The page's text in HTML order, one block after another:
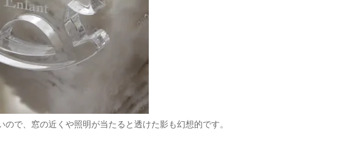
で、窓の近くや照明が当たると透けた影も幻想的です。